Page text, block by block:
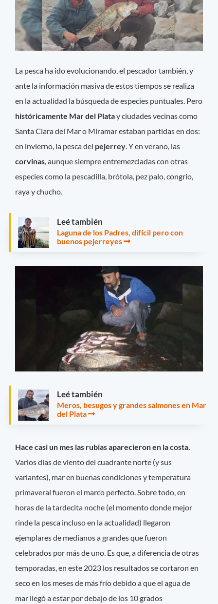
La pesca ha ido evolucionando, el pescador también, y
ante la información masiva de estos tiempos se realiza
en la actualidad la búsqueda de especies puntuales. Pero
históricamente Mar del Platay ciudades vecinas como
Santa Clara del Mar o Miramar estaban partidas en dos:
en invierno, la pesca del pejerrey . Y en verano, las
corvinas , aunque siempre entremezcladas con otras
especies como la pescadilla, brótola, pez palo, congrio,
raya y chucho.
Leé también
Laguna de los Padres, difícil pero con
buenos pejerreyes
Leé también
Meros, besugos y grandes salmones en Mar
del Plata
Hace casi un mes las rubias aparecieron en la costa.
Varios días de viento del cuadrante norte (y sus
variantes), mar en buenas condiciones y temperatura
primaveral fueron el marco perfecto. Sobre todo, en
horas de la tardecita noche (el momento donde mejor
rinde la pesca incluso en la actualidad) llegaron
ejemplares de medianos a grandes que fueron
celebrados por más de uno. Es que, a diferencia de otras
temporadas, en este 2023 los resultados se cortaron en
seco en los meses de más frío debido a que el agua de
mar llegó a estar por debajo de los 10 grados